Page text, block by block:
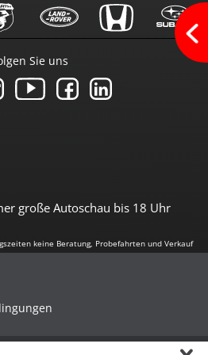
große Autoschau bis 18 Uhr
Sie uns
keine Beratung, Probefahrten und Verkauf